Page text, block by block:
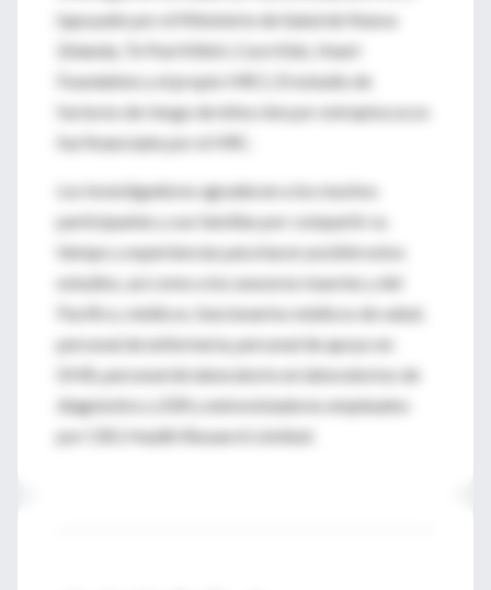
(apoyado por el Ministerio de Salud de Nueva
Zelanda, Te Puni Kōkiri, Cure Kids, Heart
Foundation y el propio HRC). El estudio de
factores de riesgo de infección por estreptococos
fue financiado por el HRC.
Los investigadores agradecen a los muchos
participantes y sus familias por compartir su
tiempo y experiencias para hacer posible estos
estudios, así como a los asesores maoríes y del
Pacífico, médicos, funcionarios médicos de salud,
personal de enfermería, personal de apoyo en
DHB, personal de laboratorio en laboratorios de
diagnóstico y ESR y entrevistadores empleados
por CBG Health Research Limited.